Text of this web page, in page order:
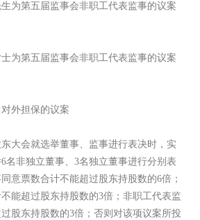
第五届监事会非职工代表监事的议案
第五届监事会非职工代表监事的议案
外担保的议案
会就选举董事、监事进行表决时，实
名非独立董事、3名独立董事进行分别表
意票数合计不能超过股东持股数的6倍；
能超过股东持股数的3倍；非职工代表监
股东持股数的3倍；否则对该项议案所投